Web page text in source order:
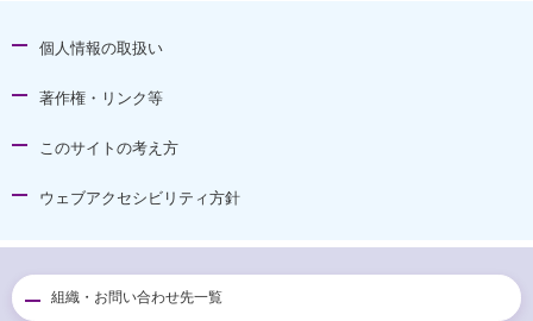
個人情報の取扱い
著作権・リンク等
このサイトの考え方
ウェブアクセシビリティ方針
組織・お問い合わせ先一覧